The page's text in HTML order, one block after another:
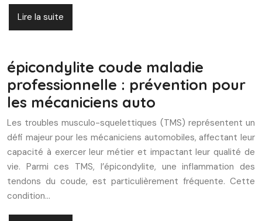
Lire la suite
épicondylite coude maladie
professionnelle : prévention pour
les mécaniciens auto
Les troubles musculo-squelettiques (TMS) représentent un
défi majeur pour les mécaniciens automobiles, affectant leur
capacité à exercer leur métier et impactant leur qualité de
vie. Parmi ces TMS, l’épicondylite, une inflammation des
tendons du coude, est particulièrement fréquente. Cette
condition…